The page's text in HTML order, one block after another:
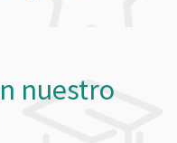
nuestro